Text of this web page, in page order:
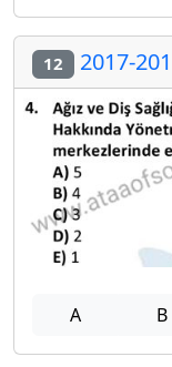
12 2017-
A B